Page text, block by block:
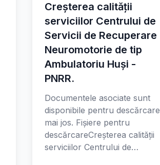
Creșterea calității
serviciilor Centrului de
Servicii de Recuperare
Neuromotorie de tip
Ambulatoriu Huși -
PNRR.
Documentele asociate sunt
disponibile pentru descărcare
mai jos. Fișiere pentru
descărcareCreșterea calității
serviciilor Centrului de…